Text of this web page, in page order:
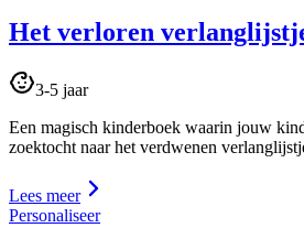
Het verloren
3-5 jaar
Een magisch kinderboek waarin jouw
zoektocht naar het verdwenen
Lees meer
Personaliseer